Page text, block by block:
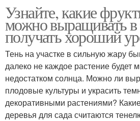
Узнайте, какие
можно выращивать в
получать хороший
Тень на участке в сильную жару
далеко не каждое растение будет
недостатком солнца. Можно ли
плодовые культуры и украсить
декоративными растениями?
деревья для сада считаются